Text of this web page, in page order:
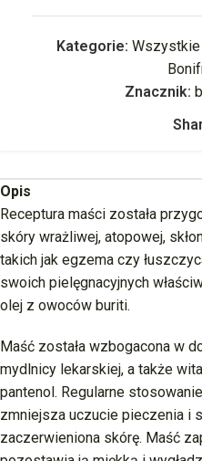
Kategorie:
Znacznik:
Opis
Receptura maści została
skóry wrażliwej, atopowej,
takich jak egzema czy
swoich pielęgnacyjnych
olej z owoców buriti.
Maść została wzbogacona w
mydlnicy lekarskiej, a także
pantenol. Regularne
zmniejsza uczucie pieczenia i
zaczerwieniona skórę. Maść